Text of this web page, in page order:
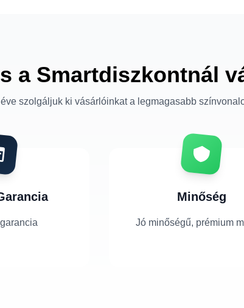
a Smartdiszkontnál
szolgáljuk ki vásárlóinkat a legmagasabb
Minőség
Jó minőségű, prémium